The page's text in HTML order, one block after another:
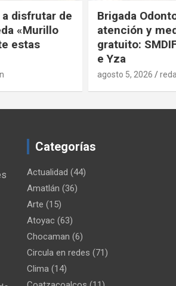
disfrutar de
«Murillo
estas
Brigada
atención y
gratuito:
e Yza
agosto 5, 2026
Categorías
Actualidad (44)
Amatlán (36)
Arte (15)
Atoyac (63)
Chocaman (6)
Circula en redes (71)
Clima (14)